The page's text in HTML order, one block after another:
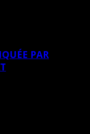
PAR